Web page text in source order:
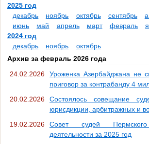
2025 год
декабрь
ноябрь октябрь сентябрь
июнь
май апрель март февраль
2024 год
декабрь
ноябрь
октябрь
Архив за февраль 2026 года
24.02.2026
Уроженка Азербайджана не
приговор за контрабанду 4
20.02.2026
Состоялось совещание
юрисдикции, арбитражных и
19.02.2026
Совет судей
деятельности за 2025 год